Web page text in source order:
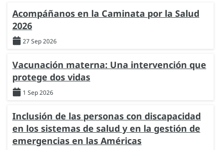
Acompáñanos en la Caminata por la Salud
2026
27 Sep 2026
Vacunación materna: Una intervención que
protege dos vidas
1 Sep 2026
Inclusión de las personas con discapacidad
en los sistemas de salud y en la gestión de
emergencias en las Américas